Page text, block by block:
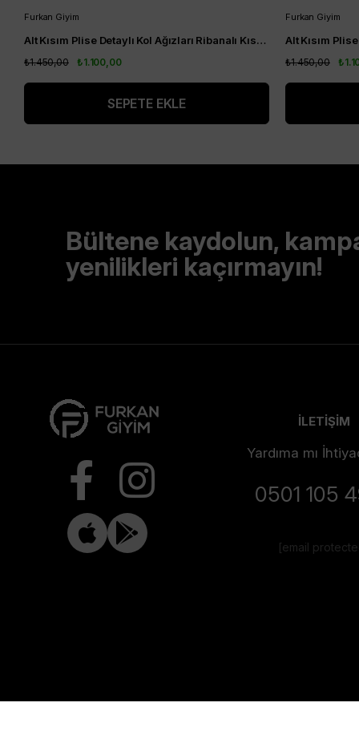
Furkan Giyim
Alt Kısım Plise Detaylı Kol Ağızları Ribanalı Kısa Kol Kurtarıcı Tunik Siyah
₺1.100,00
₺1.450,00
SEPETE EKLE
Furkan Giyim
₺1.450,00
Bültene kaydolun,
yenilikleri kaçırmayın!
İLETİŞİM
Yardıma mı
0501 105
[email